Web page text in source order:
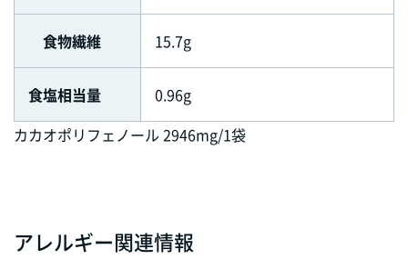
食物繊維 15.7g
食塩相当量
0.96g
カカオポリフェノール 2946mg/1袋
アレルギー関連情報